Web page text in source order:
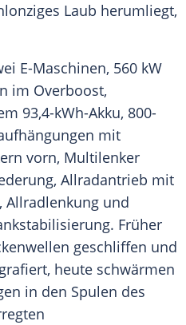
Laub herumliegt,
E-Maschinen, 560 kW
im Overboost,
93,4-kWh-Akku, 800-
mit
vorn, Multilenker
Allradantrieb mit
Allradlenkung und
. Früher
geschliffen und
heute schwärmen
in den Spulen des